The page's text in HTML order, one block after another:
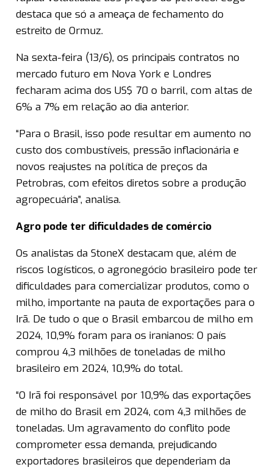
destaca que só a ameaça de fechamento do
estreito de Ormuz.
Na sexta-feira (13/6), os principais contratos no
mercado futuro em Nova York e Londres
fecharam acima dos US$ 70 o barril, com altas de
6% a 7% em relação ao dia anterior.
“Para o Brasil, isso pode resultar em aumento no
custo dos combustíveis, pressão inflacionária e
novos reajustes na política de preços da
Petrobras, com efeitos diretos sobre a produção
agropecuária”, analisa.
Agro pode ter dificuldades de comércio
Os analistas da StoneX destacam que, além de
riscos logísticos, o agronegócio brasileiro pode ter
dificuldades para comercializar produtos, como o
milho, importante na pauta de exportações para o
Irã. De tudo o que o Brasil embarcou de milho em
2024, 10,9% foram para os iranianos: O país
comprou 4,3 milhões de toneladas de milho
brasileiro em 2024, 10,9% do total.
“O Irã foi responsável por 10,9% das exportações
de milho do Brasil em 2024, com 4,3 milhões de
toneladas. Um agravamento do conflito pode
comprometer essa demanda, prejudicando
exportadores brasileiros que dependeriam da